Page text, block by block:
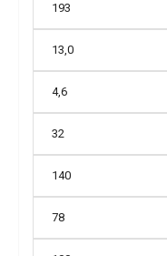
193
13,0
4,6
32
140
78